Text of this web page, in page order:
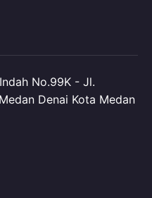
No.99K - Jl.
Denai Kota Medan